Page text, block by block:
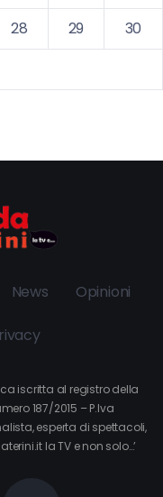
28 29
30
News Opinioni
iscritta al registro della
187/2015 – P.Iva
esperta di spettacoli,
la TV e non solo…’